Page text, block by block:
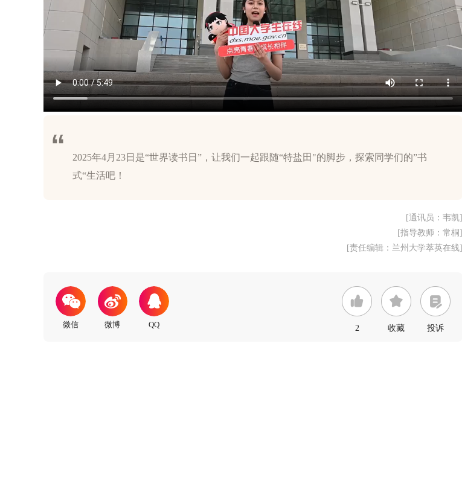
2025年4月23日是“世界读书日”，让我们一起跟随“特盐田"的脚步，探索同学们的”书
[通讯员：韦凯]
[指导教师：常桐]
[责任编辑：兰州大学萃英在线]
2 收藏 投诉